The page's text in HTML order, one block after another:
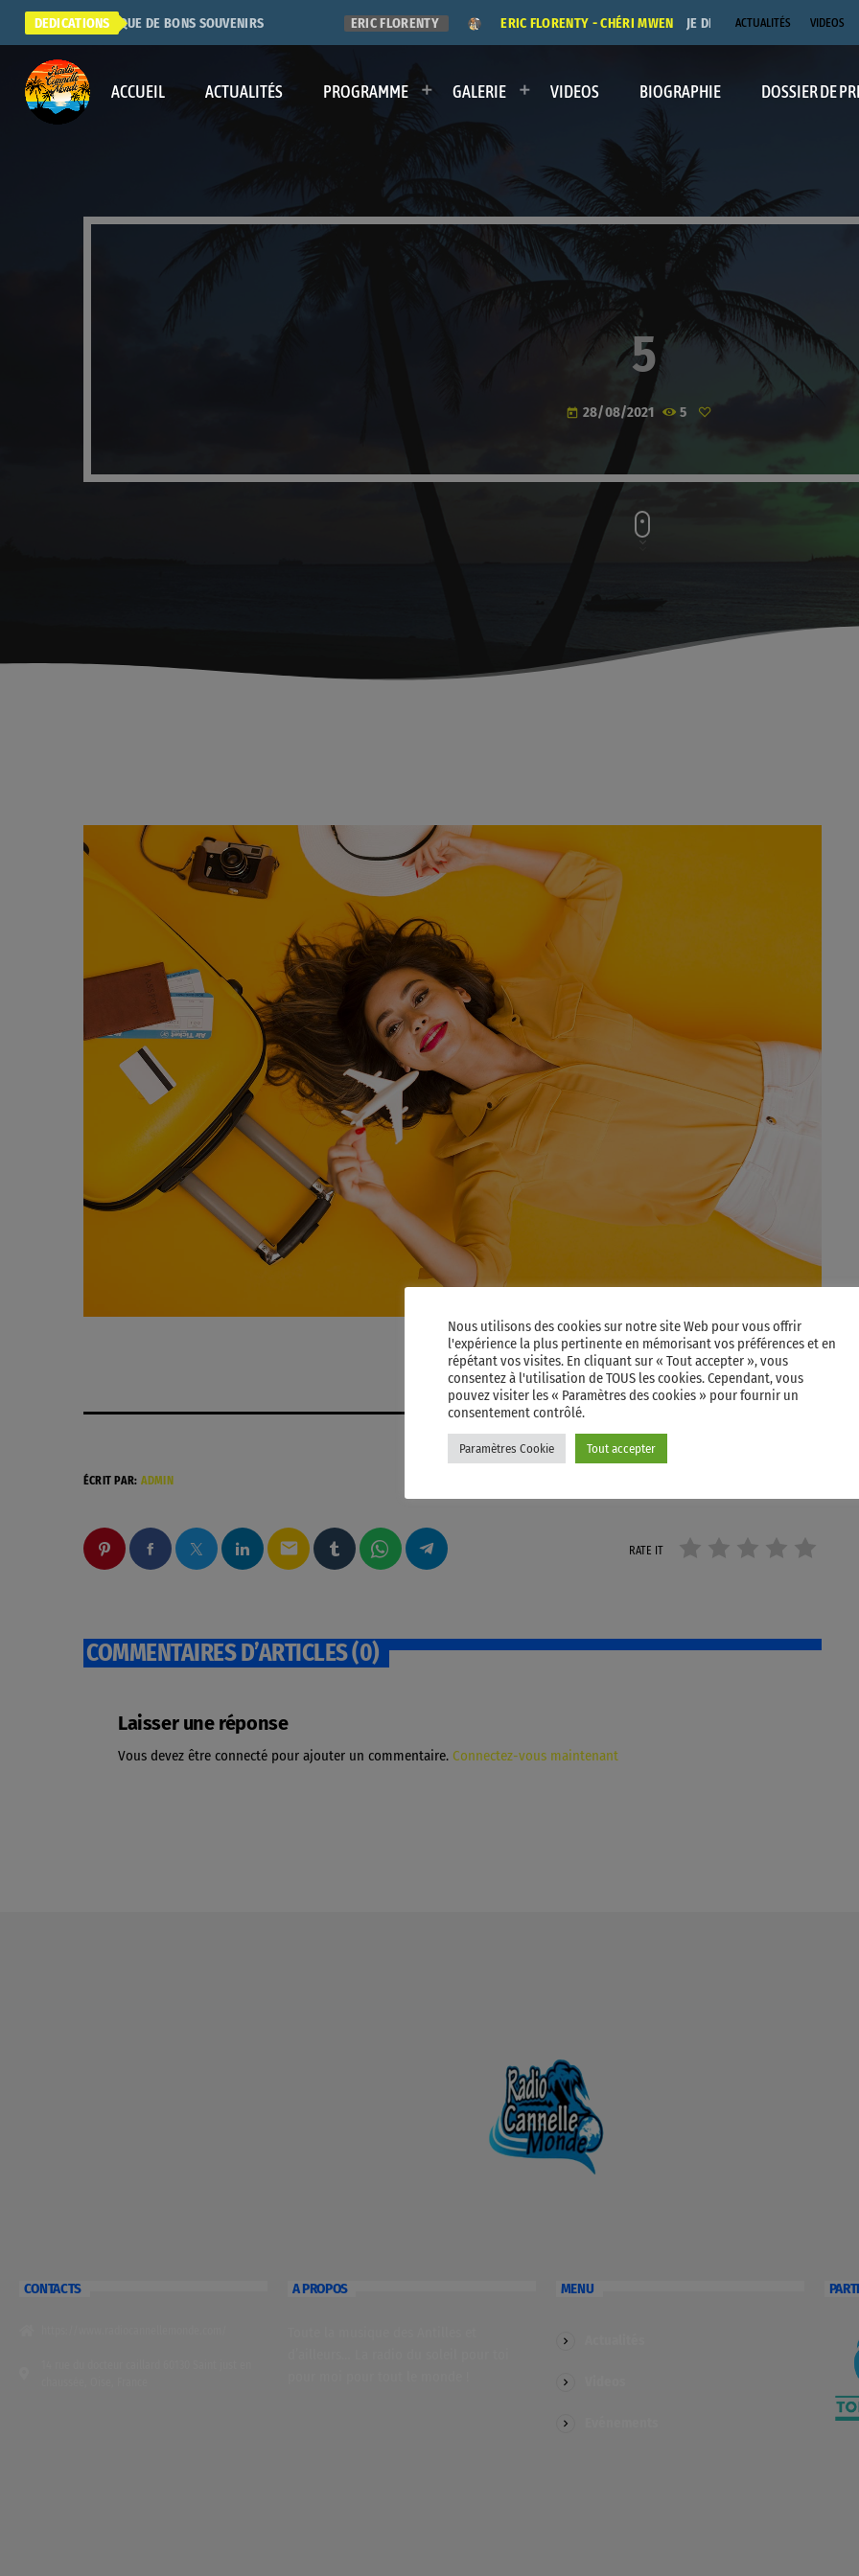
DEDICATIONS
SUPER RADIO. QUE DE BONS SOUVENIRS ERIC FLORENTY ERIC FLORENTY - CHÉRI MWEN JE DÉDICACE LE TITRE "CHÉRI
ACTUALITÉS VIDEOS
ACCUEIL ACTUALITÉS PROGRAMME GALERIE VIDEOS BIOGRAPHIE DOSSIER DE
5
today 28/08/2021 5
ÉCRIT PAR: ADMIN
email RATE IT
COMMENTAIRES D’ARTICLES (0)
Laisser une réponse
Vous devez être connecté pour ajouter un commentaire. Connectez-vous maintenant
CONTACTS A PROPOS MENU
Nous utilisons des cookies sur notre site Web pour vous offrir
l'expérience la plus pertinente en mémorisant vos préférences et en
répétant vos visites. En cliquant sur « Tout accepter », vous
consentez à l'utilisation de TOUS les cookies. Cependant, vous
pouvez visiter les « Paramètres des cookies » pour fournir un
consentement contrôlé.
Paramètres Cookie Tout accepter